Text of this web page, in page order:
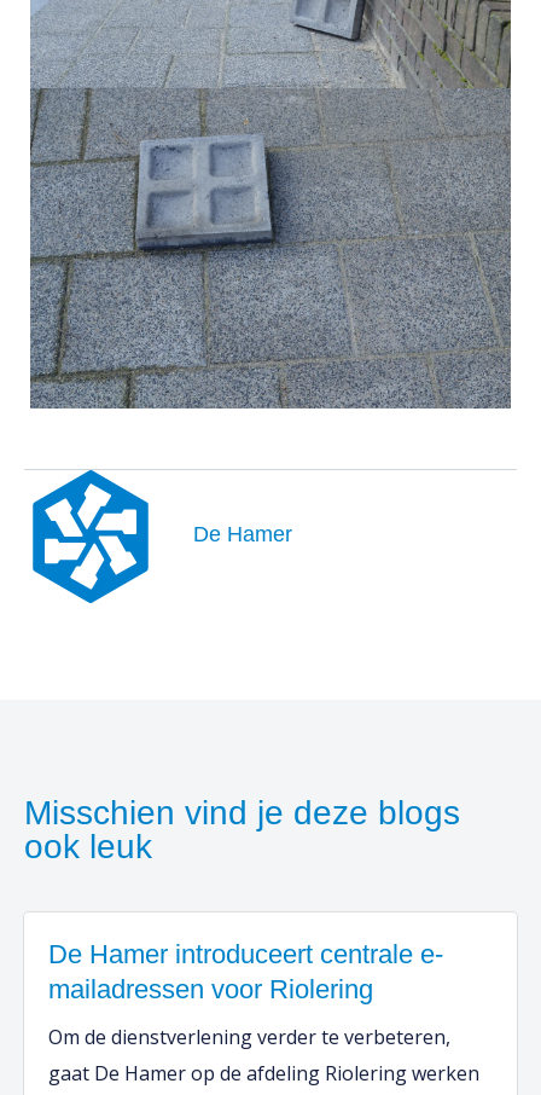
De Hamer
Misschien vind je deze blogs
ook leuk
De Hamer introduceert centrale e-
mailadressen voor Riolering
Om de dienstverlening verder te verbeteren,
gaat De Hamer op de afdeling Riolering werken